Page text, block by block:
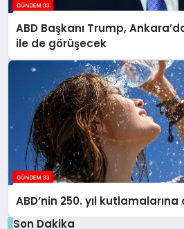
ABD Başkanı Trump,
ile de görüşecek
ABD’nin 250. yıl kutlamalarına
Son Dakika